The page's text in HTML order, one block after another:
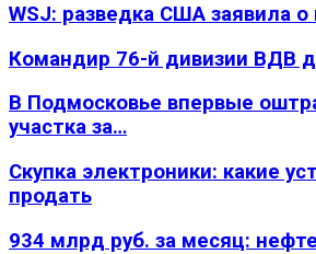
WSJ: разведка США заявила
Командир 76-й дивизии ВДВ
В Подмосковье впервые
участка за…
Скупка электроники: какие
продать
934 млрд руб. за месяц: